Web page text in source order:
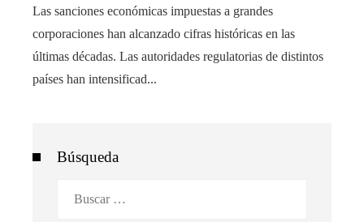
Las sanciones económicas impuestas a grandes
corporaciones han alcanzado cifras históricas en las
últimas décadas. Las autoridades regulatorias de distintos
países han intensificad...
Búsqueda